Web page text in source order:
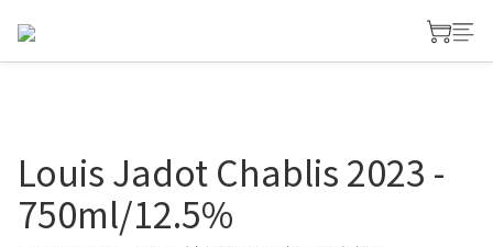
Louis Jadot Chablis 2023 -
750ml/12.5%